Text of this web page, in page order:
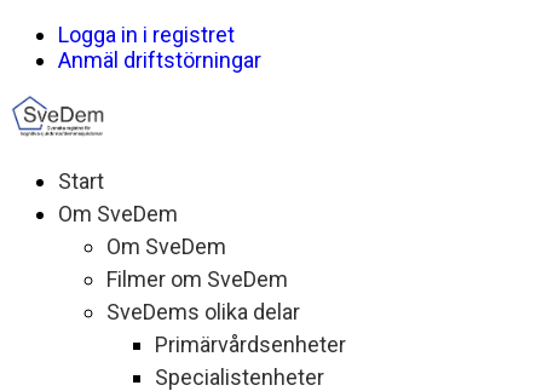
Logga in i registret
Anmäl driftstörningar
Start
Om SveDem
Om SveDem
Filmer om SveDem
SveDems olika delar
Primärvårdsenheter
Specialistenheter